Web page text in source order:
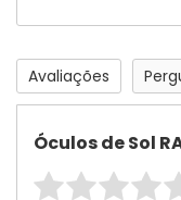
Avaliações
Óculos de Sol